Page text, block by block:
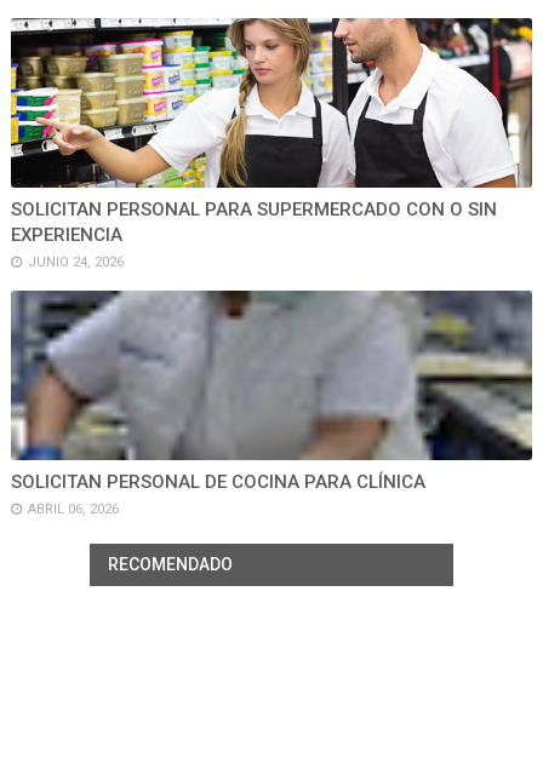
SOLICITAN PERSONAL PARA SUPERMERCADO CON O SIN
EXPERIENCIA
JUNIO 24, 2026
SOLICITAN PERSONAL DE COCINA PARA CLÍNICA
ABRIL 06, 2026
RECOMENDADO